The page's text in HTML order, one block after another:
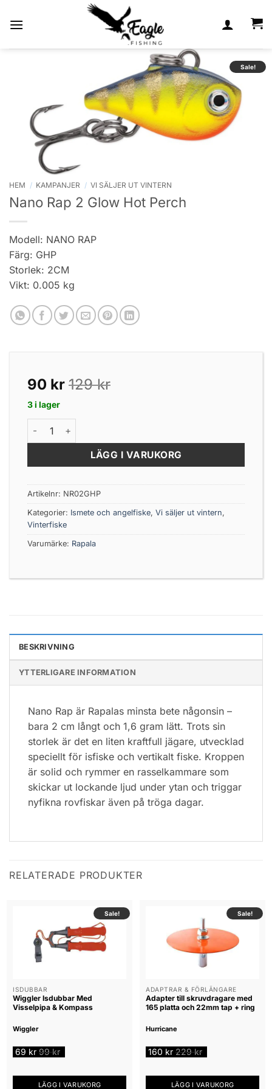
Sale!
HEM / KAMPANJER / VI SÄLJER UT VINTERN
Nano Rap 2 Glow Hot Perch
Modell: NANO RAP
Färg: GHP
Storlek: 2CM
Vikt: 0.005 kg
90 kr 129kr
3 i lager
Nano Rap 2 Glow Hot Perch mängd
LÄGG I VARUKORG
Artikelnr: NR02GHP
Kategorier: Ismete och angelfiske, Vi säljer ut vintern,
Vinterfiske
Varumärke: Rapala
BESKRIVNING
YTTERLIGARE INFORMATION
Nano Rap är Rapalas minsta bete någonsin –
bara 2 cm långt och 1,6 gram lätt. Trots sin
storlek är det en liten kraftfull jägare, utvecklad
speciellt för isfiske och vertikalt fiske. Kroppen
är solid och rymmer en rasselkammare som
skickar ut lockande ljud under ytan och triggar
nyfikna rovfiskar även på tröga dagar.
RELATERADE PRODUKTER
Sale!
ISDUBBAR
Wiggler Isdubbar Med
Visselpipa & Kompass
Wiggler
69 kr 99kr
LÄGG I VARUKORG
Sale!
ADAPTRAR & FÖRLÄNGARE
Adapter till skruvdragare med
165 platta och 22mm tap + ring
Hurricane
160 kr 229kr
LÄGG I VARUKORG